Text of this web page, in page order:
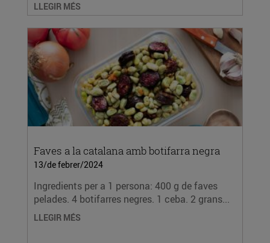
LLEGIR MÉS
Faves a la catalana amb botifarra negra
13/de febrer/2024
Ingredients per a 1 persona: 400 g de faves
pelades. 4 botifarres negres. 1 ceba. 2 grans...
LLEGIR MÉS